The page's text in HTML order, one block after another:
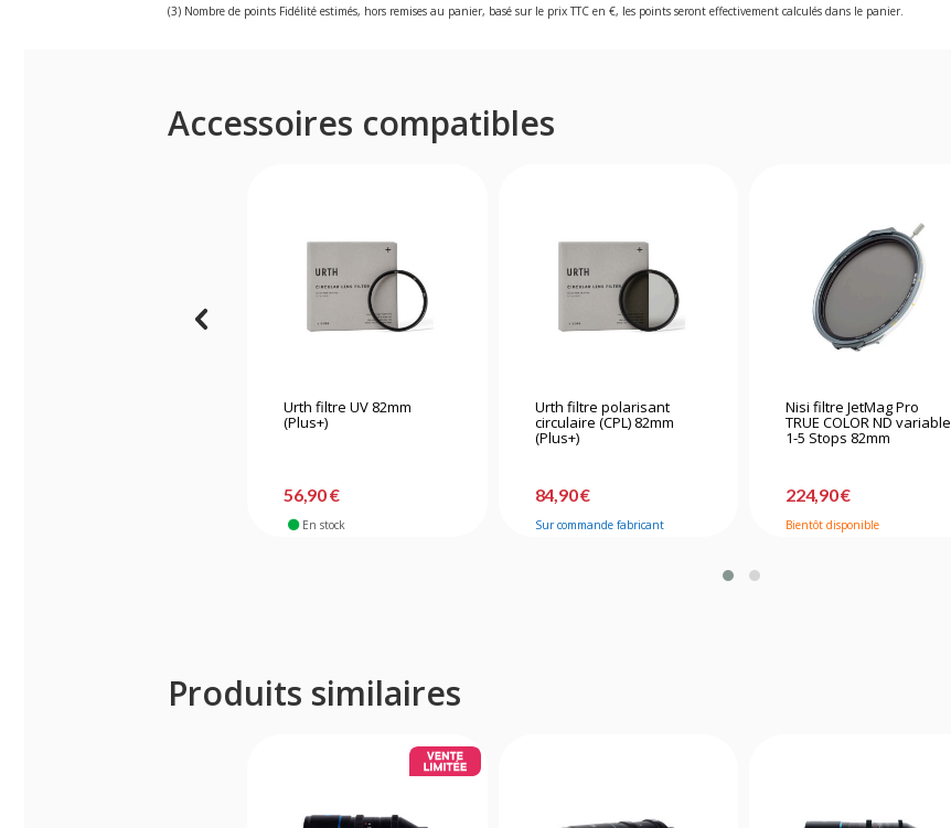
(3) Nombre de points Fidélité estimés, hors remises au panier, basé sur le prix TTC en €, les points seront effectivement calculés dans le panier.
Accessoires compatibles
Urth filtre UV 82mm
(Plus+)
56,90 €
En stock
Urth filtre polarisant
circulaire (CPL) 82mm
(Plus+)
84,90 €
Sur commande fabricant
Nisi filtre JetMag Pro
TRUE COLOR ND variable
1-5 Stops 82mm
224,90 €
Bientôt disponible
Produits similaires